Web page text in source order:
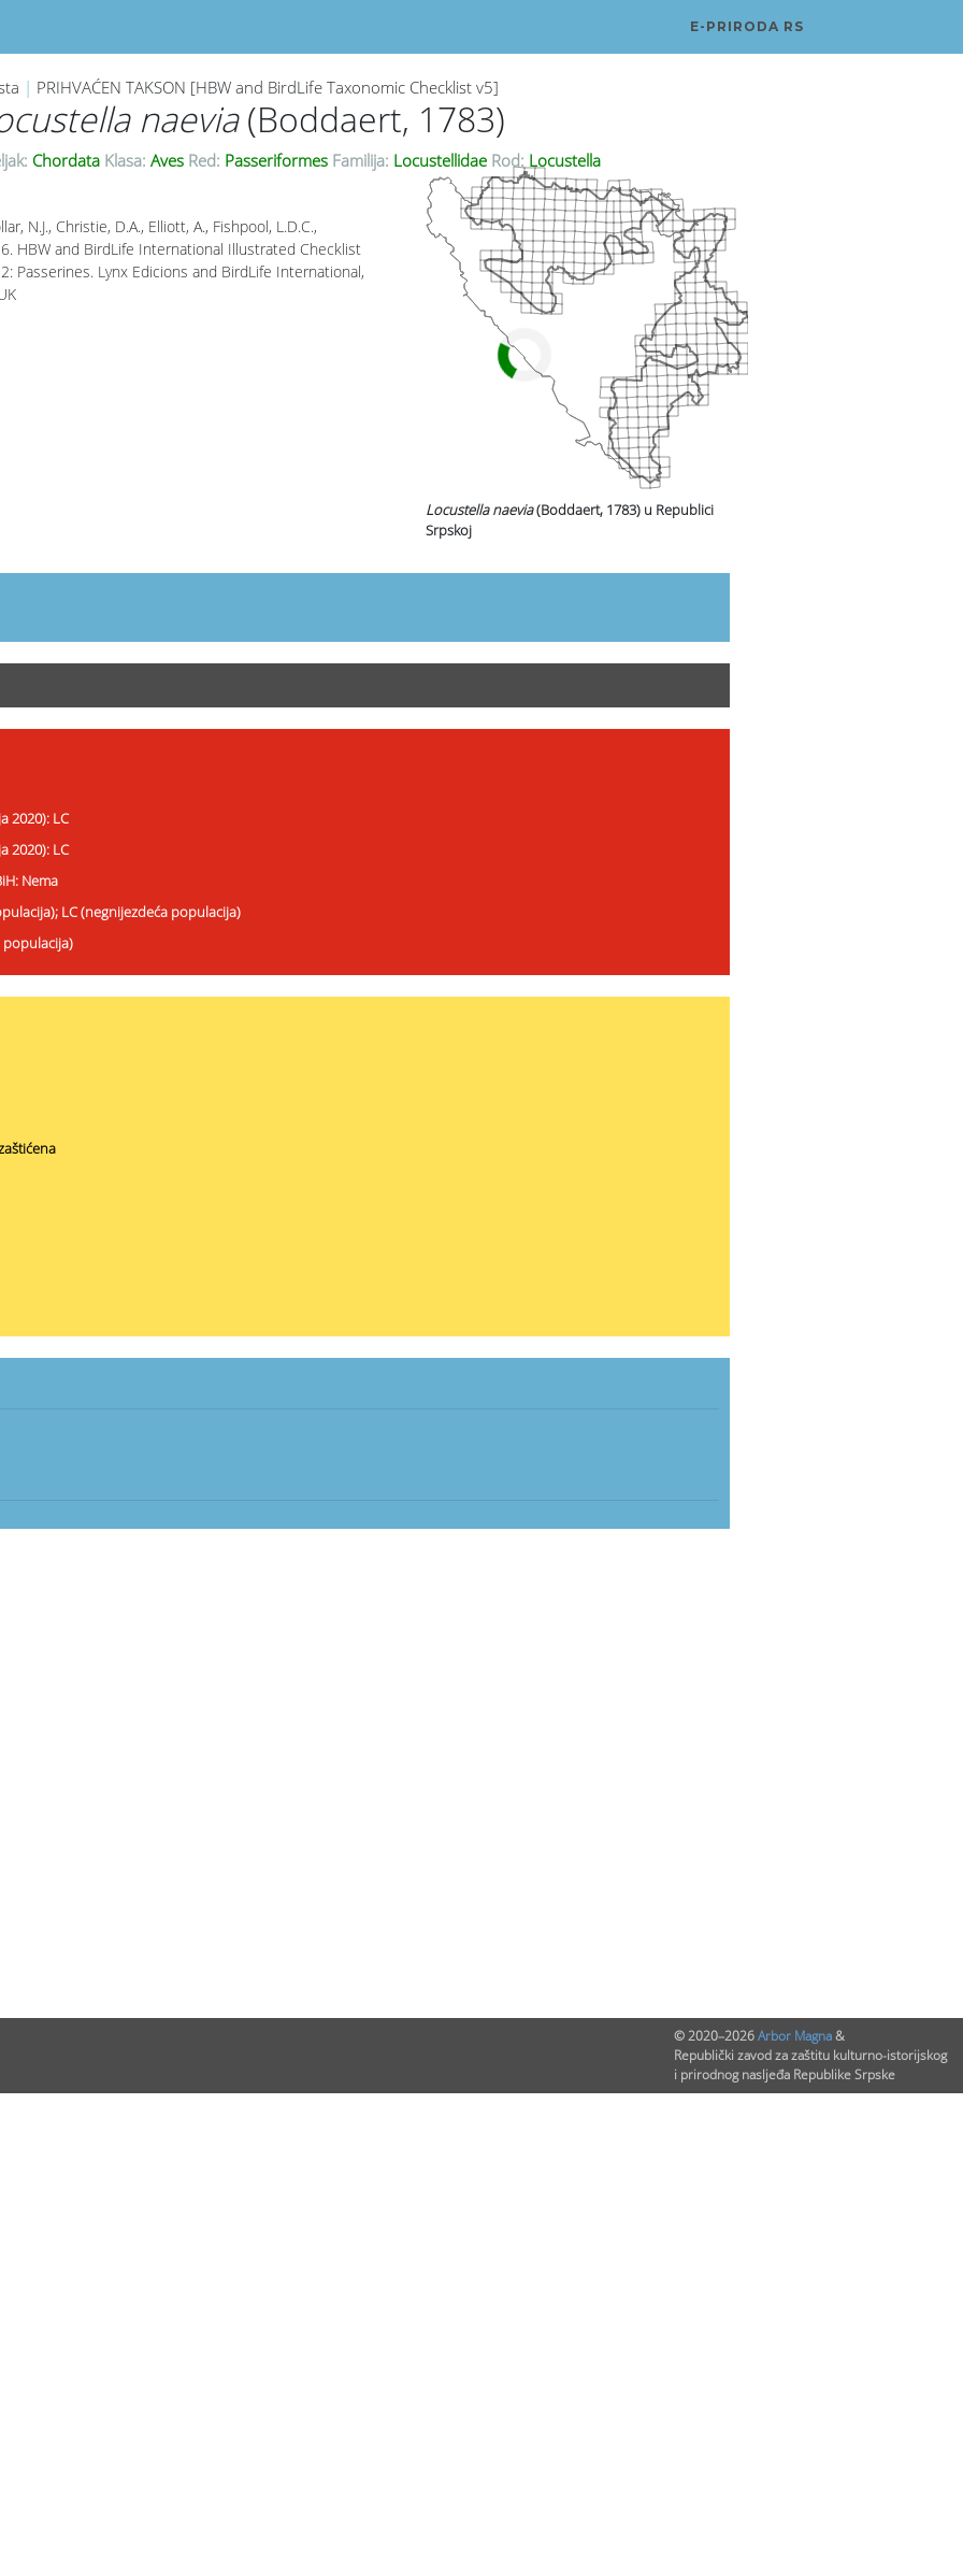
E-PRIRODA RS
| PRIHVAĆEN TAKSON [HBW and BirdLife Taxonomic Checklist v5]
naevia(Boddaert, 1783)
Chordata Klasa: Aves Red: Passeriformes Familija: Locustellidae Rod: Locustella
N.J., Christie, D.A., Elliott, A., Fishpool, L.D.C.,
HBW and BirdLife International Illustrated Checklist
Passerines. Lynx Edicions and BirdLife International,
Locustella naevia(Boddaert, 1783) u Republici
Srpskoj
2020): LC
2020): LC
Nema
LC (negnijezdeća populacija)
populacija)
© 2020–2026Arbor Magna&
Republički zavod za zaštitu kulturno-istorijskog
i prirodnog nasljeđa Republike Srpske